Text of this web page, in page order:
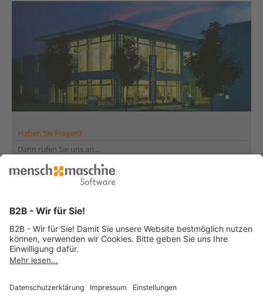
Haben Sie Fragen?
Dann rufen Sie uns an...
Infoline +41 44 864 19 00
und 13:30 bis 17:00 Uhr
... oder senden Sie uns Ihre Nachricht»
© 2026 Mensch und Maschine -Impressum-Datenschutz